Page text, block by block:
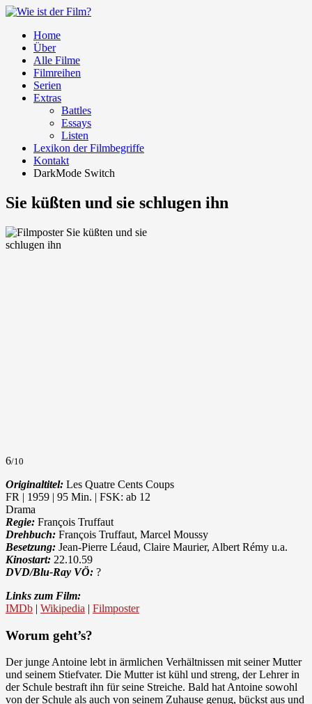
Home
Über
Alle Filme
Filmreihen
Serien
Extras
Battles
Essays
Listen
Lexikon der Filmbegriffe
Kontakt
DarkMode Switch
Sie küßten und sie schlugen ihn
6/10
Originaltitel: Les Quatre Cents Coups
FR | 1959 | 95 Min. | FSK: ab 12
Drama
Regie: François Truffaut
Drehbuch: François Truffaut, Marcel Moussy
Besetzung: Jean-Pierre Léaud, Claire Maurier, Albert Rémy u.a.
Kinostart: 22.10.59
DVD/Blu-Ray VÖ: ?
Links zum Film:
IMDb | Wikipedia | Filmposter
Worum geht’s?
Der junge Antoine lebt in ärmlichen Verhältnissen mit seiner Mutter
und seinem Stiefvater. Die Mutter ist kühl und streng, der Lehrer in
der Schule bestraft ihn für seine Streiche. Bald hat Antoine sowohl
von der Schule als auch von seinem Zuhause genug, bückst aus und